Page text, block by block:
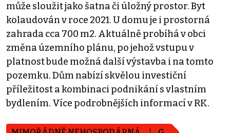
může sloužit jako šatna či úložný prostor. Byt
kolaudován v roce 2021. U domu je i prostorná
zahrada cca 700 m2. Aktuálně probíhá v obci
změna územního plánu, po jehož vstupu v
platnost bude možná další výstavba i na tomto
pozemku. Dům nabízí skvělou investiční
příležitost a kombinaci podnikání s vlastním
bydlením. Více podrobnějších informací v RK.